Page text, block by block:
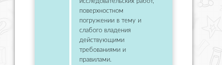
поверхностном
погружении в тему и
слабого владения
действующими
требованиями и
правилами.